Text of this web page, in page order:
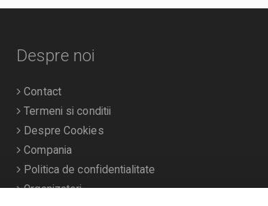
Despre noi
Contact
Termeni si conditii
Despre Cookies
Compania
Politica de confidentialitate
Organizatori